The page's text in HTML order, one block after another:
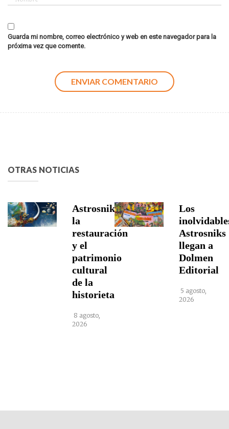
Guarda mi nombre, correo electrónico y web en este navegador para la
próxima vez que comente.
OTRAS NOTICIAS
Astrosniks,
la
restauración
y el
patrimonio
cultural
de la
historieta
8 agosto,
2026
Los
Astrosniks
llegan a
Dolmen
Editorial
5 agosto,
2026